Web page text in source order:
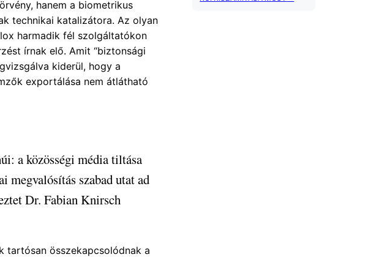
hanem a biometrikus
technikai katalizátora. Az olyan
harmadik fél szolgáltatókon
írnak elő. Amit “biztonsági
kiderül, hogy a
exportálása nem átlátható
a közösségi média tiltása
megvalósítás szabad utat ad
Dr. Fabian Knirsch
tartósan összekapcsolódnak a